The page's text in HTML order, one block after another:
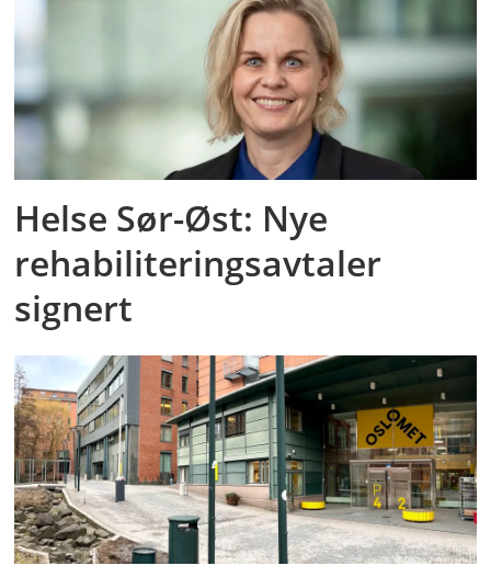
Helse Sør-Øst: Nye
rehabiliteringsavtaler
signert